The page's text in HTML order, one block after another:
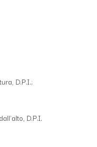
D.P.I.;
D.P.I.